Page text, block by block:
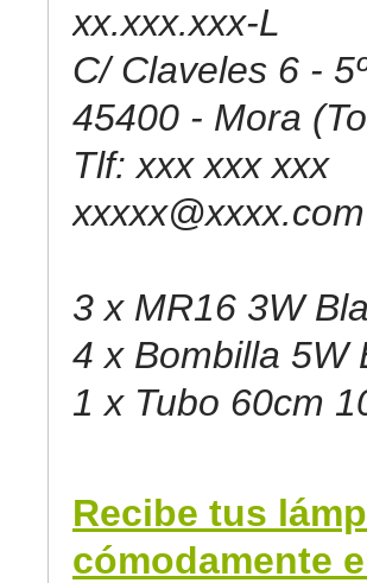
xx.xxx.xxx-L
C/ Claveles 6 -
45400 - Mora
Tlf: xxx xxx
xxxxx@xxxx.com
3 x MR16 3W
4 x Bombilla 5W
1 x Tubo 60cm
Recibe tus
cómodamente